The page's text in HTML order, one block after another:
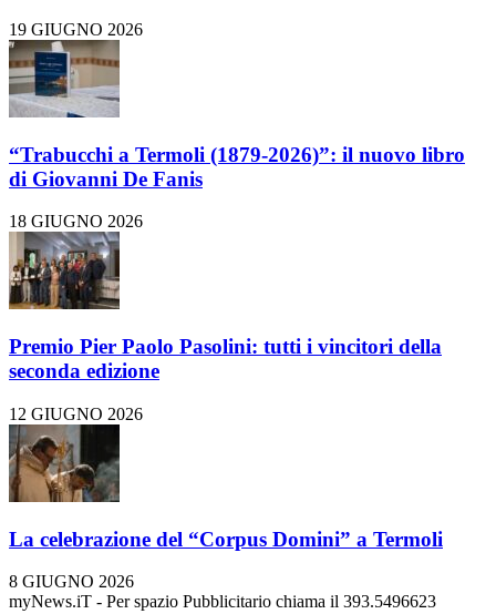
19 GIUGNO 2026
“Trabucchi a Termoli (1879-2026)”: il nuovo libro
di Giovanni De Fanis
18 GIUGNO 2026
Premio Pier Paolo Pasolini: tutti i vincitori della
seconda edizione
12 GIUGNO 2026
La celebrazione del “Corpus Domini” a Termoli
8 GIUGNO 2026
myNews.iT - Per spazio Pubblicitario chiama il 393.5496623